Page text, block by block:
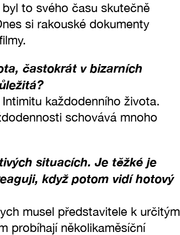
byl to svého času skutečně
si rakouské dokumenty
častokrát v bizarních
každodenního života.
schovává mnoho
situacích. Je těžké je
když potom vidí hotový
musel představitele k určitým
probíhají několikaměsíční